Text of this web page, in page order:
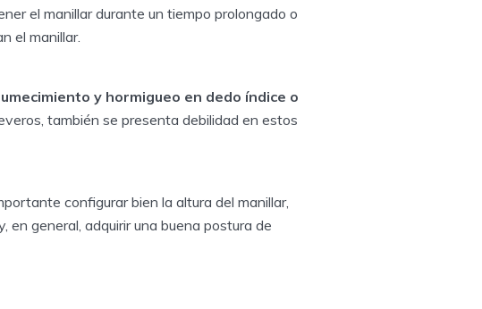
el manillar durante un tiempo prolongado o
el manillar.
y hormigueo en dedo índice o
también se presenta debilidad en estos
configurar bien la altura del manillar,
general, adquirir una buena postura de